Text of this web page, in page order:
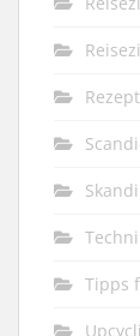
Tipps